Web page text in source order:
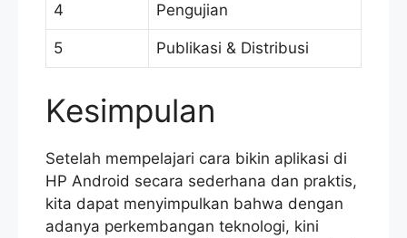
4 Pengujian
5 Publikasi & Distribusi
Kesimpulan
Setelah mempelajari cara bikin aplikasi di
HP Android secara sederhana dan praktis,
kita dapat menyimpulkan bahwa dengan
adanya perkembangan teknologi, kini